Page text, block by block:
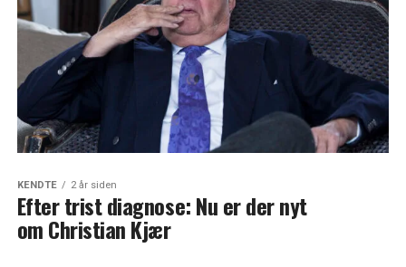
KENDTE 2 år siden
Efter trist diagnose: Nu er der nyt
om Christian Kjær